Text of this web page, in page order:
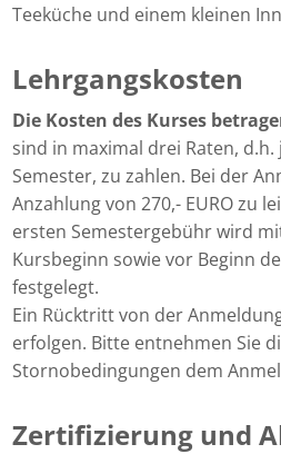
Teeküche und einem kleinen
Lehrgangskosten
Die Kosten des Kurses
sind in maximal drei Raten, d.h.
Semester, zu zahlen. Bei der
Anzahlung von 270,- EURO zu
ersten Semestergebühr wird
Kursbeginn sowie vor Beginn
festgelegt.
Ein Rücktritt von der
erfolgen. Bitte entnehmen Sie
Stornobedingungen dem
Zertifizierung und